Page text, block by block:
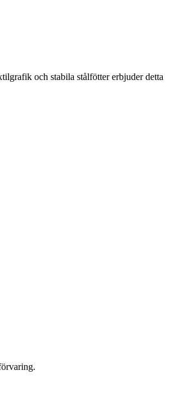
och stabila stålfötter erbjuder detta